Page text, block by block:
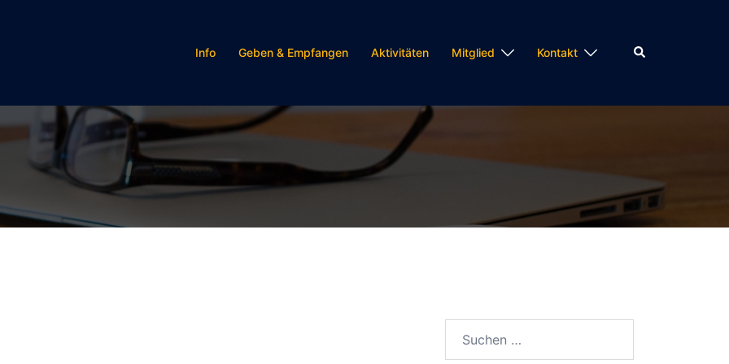
Info Geben & Empfangen Aktivitäten Mitglied Kontakt Suche
nach: